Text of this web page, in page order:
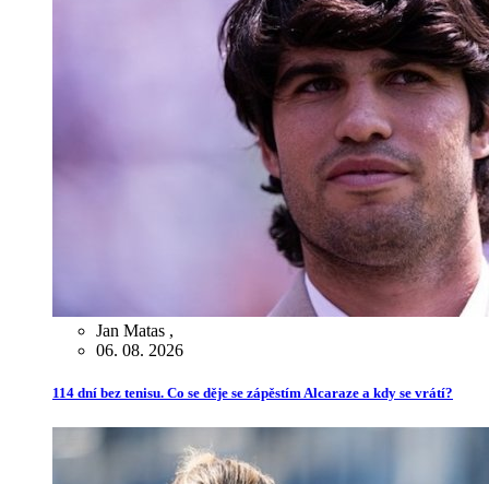
Jan Matas ,
06. 08. 2026
114 dní bez tenisu. Co se děje se zápěstím Alcaraze a kdy se vrátí?